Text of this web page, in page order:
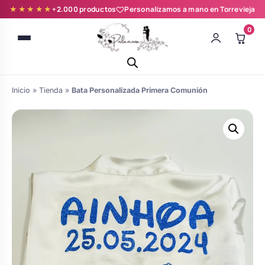
★★★★★+2.000 productos Personalizamos a mano en Torrevieja
0
novia y zapatillas
personalizadas
de boda
Árboles de Huellas para Primera
Comunión
Batas de comunión personalizadas
para niña
Inicio » Tienda » Bata Personalizada Primera Comunión